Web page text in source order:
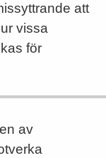
att
vissa
för
av